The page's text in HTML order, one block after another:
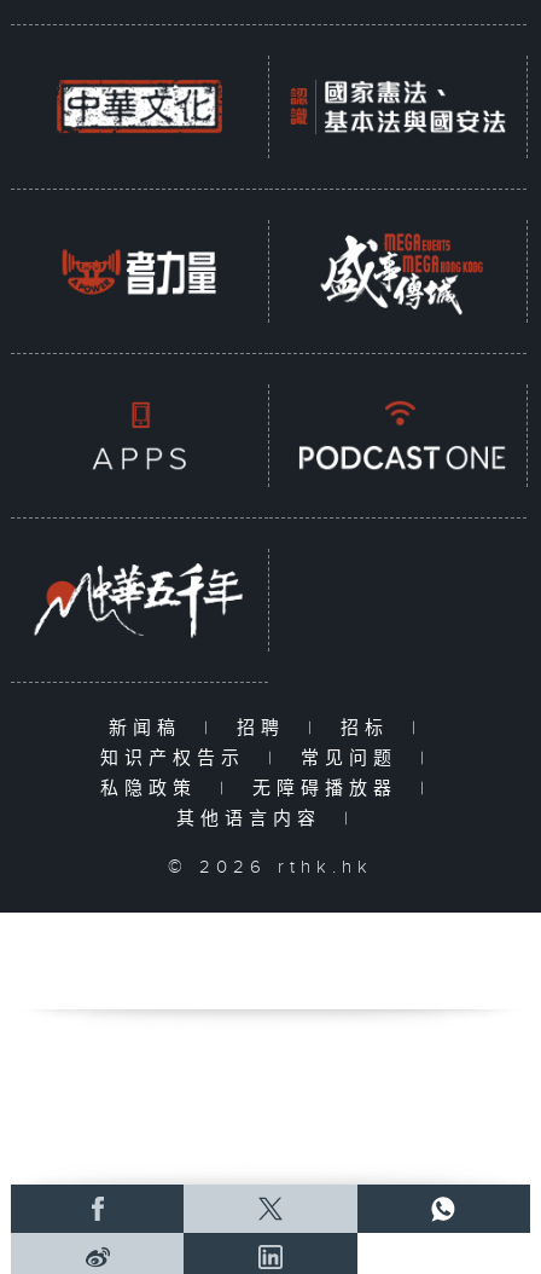
新闻稿 | 招聘 | 招标
|
知识产权告示
| 常见问题
|
私隐政策
| 无障碍播放器
|
其他语言内容
|
© 2026 rthk.hk